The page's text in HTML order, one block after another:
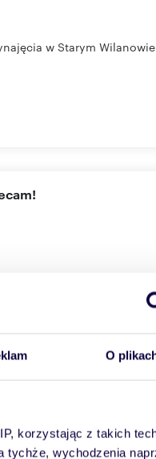
O
korzystając z takich
tychże, wychodzenia
w Starym
530m2 wykończony